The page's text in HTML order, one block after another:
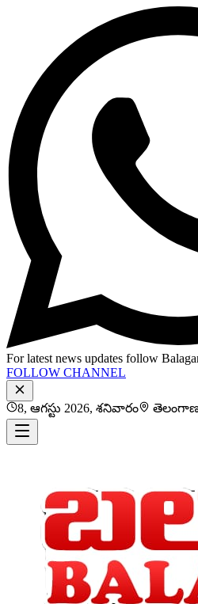
For latest news updates follow
FOLLOW CHANNEL
8, ఆగస్టు 2026, శనివారం